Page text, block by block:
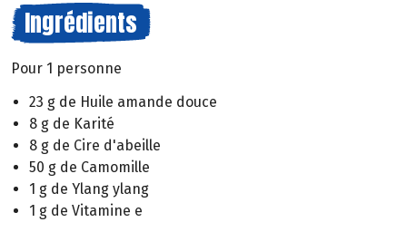
Ingrédients
Pour 1 personne
23 g de Huile amande douce
8 g de Karité
8 g de Cire d'abeille
50 g de Camomille
1 g de Ylang ylang
1 g de Vitamine e